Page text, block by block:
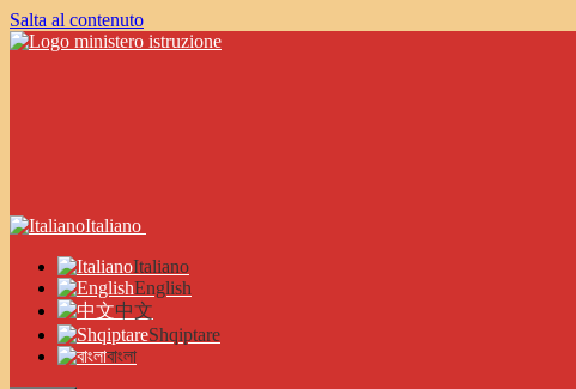
Salta al contenuto
Italiano
Italiano
English
中文
Shqiptare
বাংলা